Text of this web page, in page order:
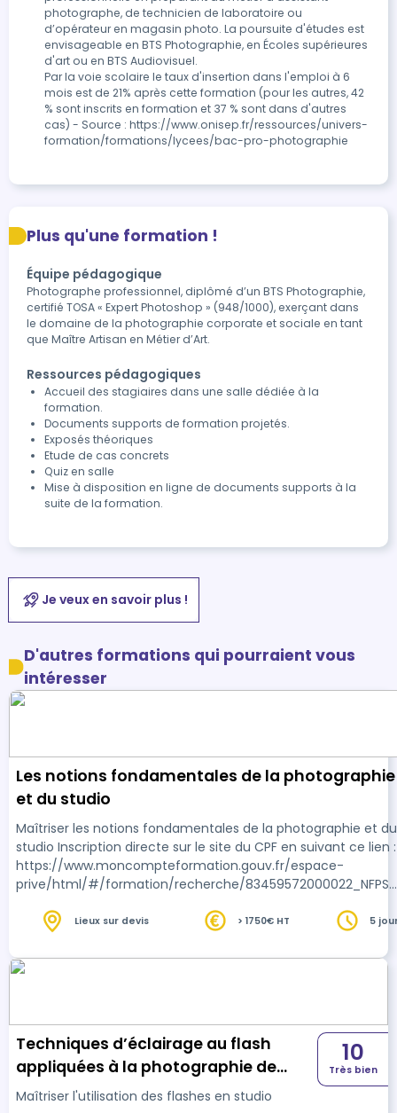
photographe, de technicien de laboratoire ou
d’opérateur en magasin photo. La poursuite d'études est
envisageable en BTS Photographie, en Écoles supérieures
d'art ou en BTS Audiovisuel.
Par la voie scolaire le taux d'insertion dans l'emploi à 6
mois est de 21% après cette formation (pour les autres, 42
% sont inscrits en formation et 37 % sont dans d'autres
cas) - Source : https://www.onisep.fr/ressources/univers-
formation/formations/lycees/bac-pro-photographie
Plus qu'une formation !
Équipe pédagogique
Photographe professionnel, diplômé d’un BTS Photographie,
certifié TOSA « Expert Photoshop » (948/1000), exerçant dans
le domaine de la photographie corporate et sociale en tant
que Maître Artisan en Métier d’Art.
Ressources pédagogiques
Accueil des stagiaires dans une salle dédiée à la
formation.
Documents supports de formation projetés.
Exposés théoriques
Etude de cas concrets
Quiz en salle
Mise à disposition en ligne de documents supports à la
suite de la formation.
Je veux en savoir plus !
D'autres formations qui pourraient vous
intéresser
Les notions fondamentales de la photographie
et du studio
Maîtriser les notions fondamentales de la photographie et du
studio Inscription directe sur le site du CPF en suivant ce lien :
https://www.moncompteformation.gouv.fr/espace-
prive/html/#/formation/recherche/
Lieux sur devis > 1750€ HT 5
Techniques d’éclairage au flash
appliquées à la photographie de
studio
Maîtriser l'utilisation des flashes en studio
10
Très bien